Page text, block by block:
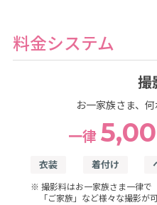
料金システム
撮
お一家族さま、
一律
衣装 着付け
※ 撮影料はお一家族さま一律で
「ご家族」など様々な撮影が